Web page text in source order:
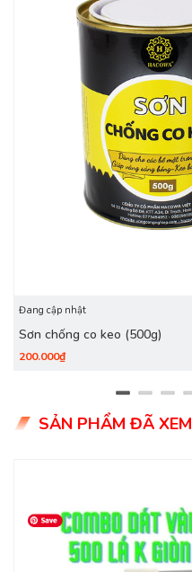
Đang cập nhật
Sơn chống co keo (500g)
200.000₫
SẢN PHẨM ĐÃ XEM